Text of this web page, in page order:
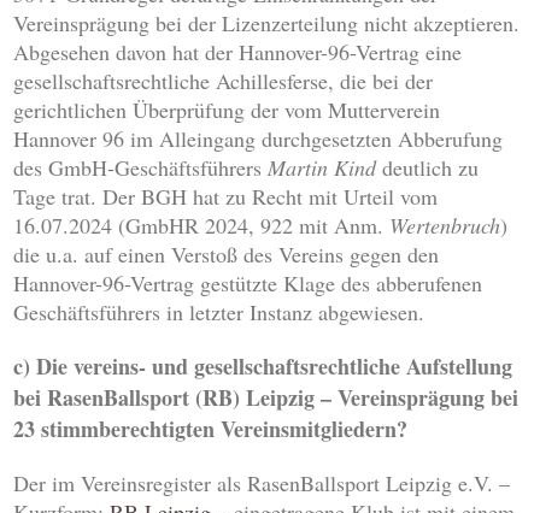
Vereinsprägung bei der Lizenzerteilung nicht akzeptieren.
Abgesehen davon hat der Hannover-96-Vertrag eine
gesellschaftsrechtliche Achillesferse, die bei der
gerichtlichen Überprüfung der vom Mutterverein
Hannover 96 im Alleingang durchgesetzten Abberufung
des GmbH-GeschäftsführersMartin Kinddeutlich zu
Tage trat. Der BGH hat zu Recht mit Urteil vom
16.07.2024 (GmbHR 2024, 922 mit Anm. Wertenbruch)
die u.a. auf einen Verstoß des Vereins gegen den
Hannover-96-Vertrag gestützte Klage des abberufenen
Geschäftsführers in letzter Instanz abgewiesen.
c) Die vereins- und gesellschaftsrechtliche Aufstellung
bei RasenBallsport (RB) Leipzig – Vereinsprägung bei
23 stimmberechtigten Vereinsmitgliedern?
Der im Vereinsregister als RasenBallsport Leipzig e.V. –